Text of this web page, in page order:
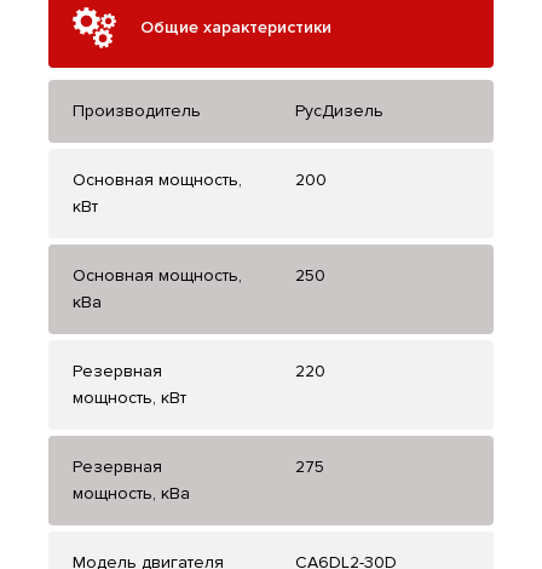
Общие характеристики
Производитель РусДизель
Основная мощность,
кВт
200
Основная мощность,
кВа
250
Резервная
мощность, кВт
220
Резервная
мощность, кВа
275
Модель двигателя CA6DL2-30D